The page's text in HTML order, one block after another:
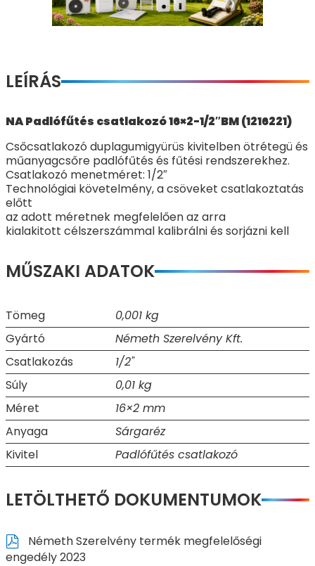
LEÍRÁS
NA Padlófűtés csatlakozó 16×2-1/2″BM (1216221)
Csőcsatlakozó duplagumigyürüs kivitelben ötrétegü és
műanyagcsőre padlófűtés és fűtési rendszerekhez.
Csatlakozó menetméret: 1/2″
Technológiai követelmény, a csöveket csatlakoztatás
előtt
az adott méretnek megfelelően az arra
kialakitott célszerszámmal kalibrálni és sorjázni kell
MŰSZAKI ADATOK
Tömeg
0,001 kg
Gyártó
Németh Szerelvény Kft.
Csatlakozás
1/2"
Súly
0,01 kg
Méret
16×2 mm
Anyaga
Sárgaréz
Kivitel
Padlófűtés csatlakozó
LETÖLTHETŐ DOKUMENTUMOK
Németh Szerelvény termék megfelelőségi
engedély 2023